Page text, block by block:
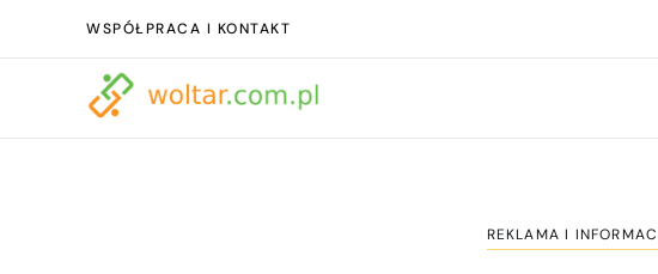
WSPÓŁPRACA I KONTAKT
REKLAMA I